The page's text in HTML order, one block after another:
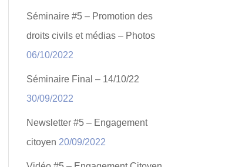
Séminaire #5 – Promotion des
droits civils et médias – Photos
06/10/2022
Séminaire Final – 14/10/22
30/09/2022
Newsletter #5 – Engagement
citoyen 20/09/2022